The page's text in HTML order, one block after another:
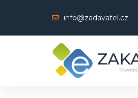
info@zadavatel.cz